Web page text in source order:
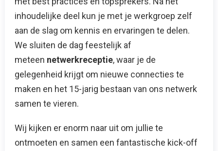
inhoudelijke deel kun je met je werkgroep zelf
aan de slag om kennis en ervaringen te delen.
We sluiten de dag feestelijk af
meteen netwerkreceptie, waar je de
gelegenheid krijgt om nieuwe connecties te
maken en het 15-jarig bestaan van ons netwerk
samen te vieren.
Wij kijken er enorm naar uit om jullie te
ontmoeten en samen een fantastische kick-off